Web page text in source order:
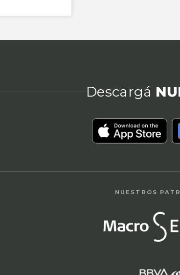
Descargá
NUESTROS